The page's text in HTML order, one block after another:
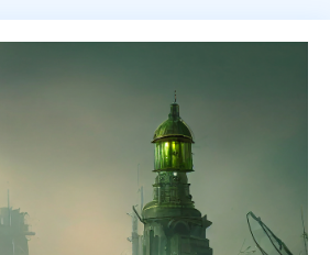
less the images produced need some
Over time we will see the